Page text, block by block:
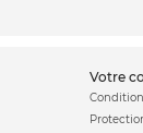
votre